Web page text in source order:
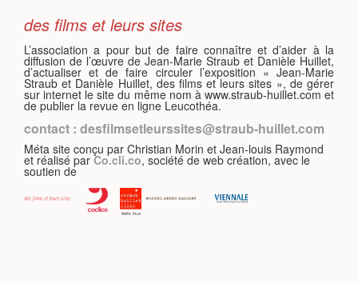
des films et leurs sites
L’association a pour but de faire connaître et d’aider à la
diffusion de l’œuvre de Jean-Marie Straub et Danièle Huillet,
d’actualiser et de faire circuler l’exposition « Jean-Marie
Straub et Danièle Huillet, des films et leurs sites », de gérer
sur internet le site du même nom à www.straub-huillet.com et
de publier la revue en ligne Leucothéa.
contact : desfilmsetleurssites@straub-huillet.com
Méta site conçu par Christian Morin et Jean-louis Raymond
et réalisé par Co.cli.co, société de web création, avec le
soutien de